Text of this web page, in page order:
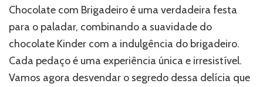
Chocolate com Brigadeiro é uma verdadeira festa
para o paladar, combinando a suavidade do
chocolate Kinder com a indulgência do brigadeiro.
Cada pedaço é uma experiência única e irresistível.
Vamos agora desvendar o segredo dessa delícia que